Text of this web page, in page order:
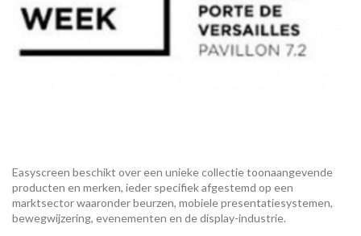
Easyscreen beschikt over een unieke collectie toonaangevende
producten en merken, ieder specifiek afgestemd op een ​​
marktsector waaronder beurzen, mobiele presentatiesystemen,
bewegwijzering, evenementen en de display-industrie.